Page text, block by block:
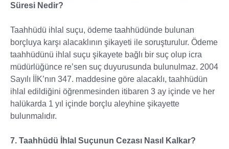
Süresi Nedir?
Taahhüdü ihlal suçu, ödeme taahhüdünde bulunan
borçluya karşı alacaklının şikayeti ile soruşturulur. Ödeme
taahhüdünü ihlal suçu şikayete bağlı bir suç olup icra
müdürlüğünce re’sen suç duyurusunda bulunulmaz. 2004
Sayılı İİK’nın 347. maddesine göre alacaklı, taahhüdün
ihlal edildiğini öğrenmesinden itibaren 3 ay içinde ve her
halükarda 1 yıl içinde borçlu aleyhine şikayette
bulunmalıdır.
7. Taahhüdü İhlal Suçunun Cezası Nasıl Kalkar?